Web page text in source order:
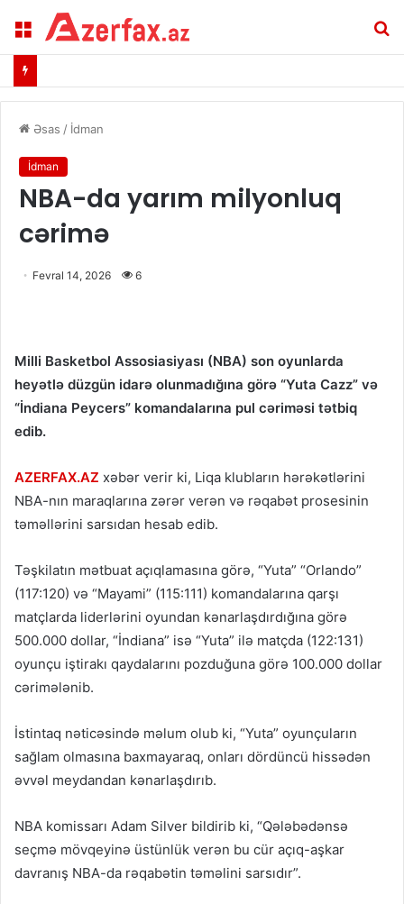
Menu
Əsas / İdman
İdman
NBA-da yarım milyonluq
cərimə
Fevral 14, 2026 6
Milli Basketbol Assosiasiyası (NBA) son oyunlarda
heyətlə düzgün idarə olunmadığına görə “Yuta Cazz” və
“İndiana Peycers” komandalarına pul cəriməsi tətbiq
edib.
AZERFAX.AZ xəbər verir ki, Liqa klubların hərəkətlərini
NBA-nın maraqlarına zərər verən və rəqabət prosesinin
təməllərini sarsıdan hesab edib.
Təşkilatın mətbuat açıqlamasına görə, “Yuta” “Orlando”
(117:120) və “Mayami” (115:111) komandalarına qarşı
matçlarda liderlərini oyundan kənarlaşdırdığına görə
500.000 dollar, “İndiana” isə “Yuta” ilə matçda (122:131)
oyunçu iştirakı qaydalarını pozduğuna görə 100.000 dollar
cərimələnib.
İstintaq nəticəsində məlum olub ki, “Yuta” oyunçuların
sağlam olmasına baxmayaraq, onları dördüncü hissədən
əvvəl meydandan kənarlaşdırıb.
NBA komissarı Adam Silver bildirib ki, “Qələbədənsə
seçmə mövqeyinə üstünlük verən bu cür açıq-aşkar
davranış NBA-da rəqabətin təməlini sarsıdır”.